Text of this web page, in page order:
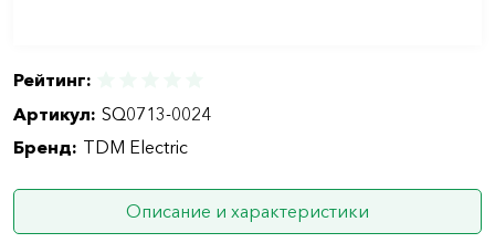
Рейтинг:
Артикул: SQ0713-0024
Бренд: TDM Electric
Описание и характеристики